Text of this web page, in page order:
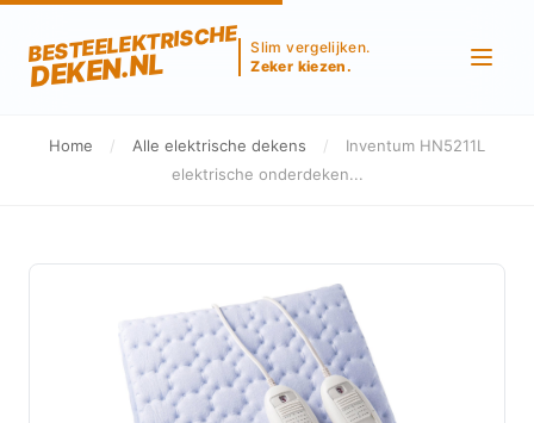
BESTEELEKTRISCHE
DEKEN.NL
Slim vergelijken.
Zeker kiezen.
Home / Alle elektrische dekens /
Inventum HN5211L
elektrische onderdeken...